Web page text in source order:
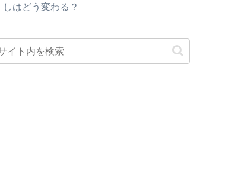
しはどう変わる？